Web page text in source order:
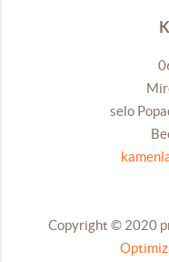
selo
Copyright © 2020